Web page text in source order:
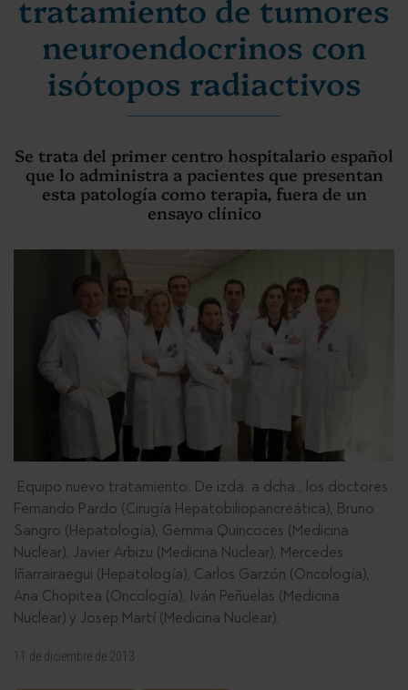
tratamiento de tumores
neuroendocrinos con
isótopos radiactivos
Se trata del primer centro hospitalario español
que lo administra a pacientes que presentan
esta patología como terapia, fuera de un
ensayo clínico
Equipo nuevo tratamiento. De izda. a dcha., los doctores
Fernando Pardo (Cirugía Hepatobiliopancreática), Bruno
Sangro (Hepatología), Gemma Quincoces (Medicina
Nuclear), Javier Arbizu (Medicina Nuclear), Mercedes
Iñarrairaegui (Hepatología), Carlos Garzón (Oncología),
Ana Chopitea (Oncología), Iván Peñuelas (Medicina
Nuclear) y Josep Martí (Medicina Nuclear).
11 de diciembre de 2013